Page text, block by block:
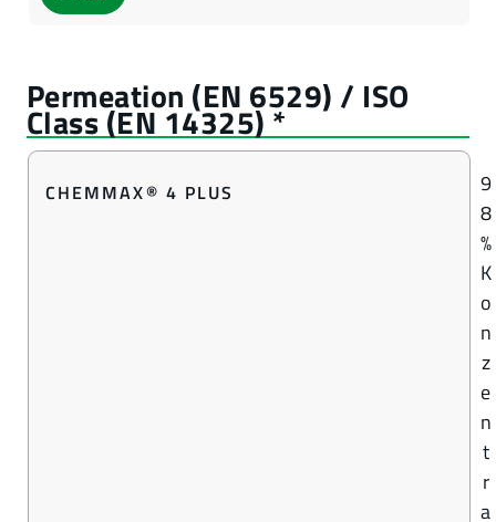
CHEMMAX® 4 PLUS
9
8
%
K
o
n
z
e
n
t
r
a